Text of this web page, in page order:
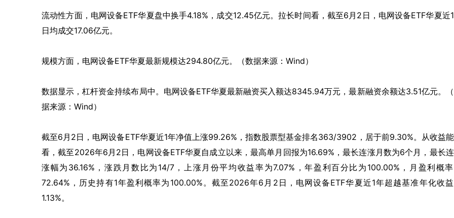
流动性方面，电网设备ETF华夏盘中换手4.18%，成交12.45亿元。拉长时间看，截至6月2日，电网设备ETF华夏近
日均成交17.06亿元。
规模方面，电网设备ETF华夏最新规模达294.80亿元。（数据来源：Wind）
数据显示，杠杆资金持续布局中。电网设备ETF华夏最新融资买入额达8345.94万元，最新融资余额达3.51亿元。
据来源：Wind）
截至6月2日，电网设备ETF华夏近1年净值上涨99.26%，指数股票型基金排名363/3902，居于前9.30%。从收益
看，截至2026年6月2日，电网设备ETF华夏自成立以来，最高单月回报为16.69%，最长连涨月数为6个月，最长
涨幅为36.16%，涨跌月数比为14/7，上涨月份平均收益率为7.07%，年盈利百分比为100.00%，月盈利概
72.64%，历史持有1年盈利概率为100.00%。截至2026年6月2日，电网设备ETF华夏近1年超越基准年化收
1.13%。